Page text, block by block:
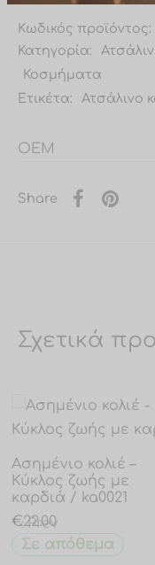
Κωδικός προϊόντος:
Κατηγορία:
Κοσμήματα
Ετικέτα:
Ατσάλινο
OEM
Share
Σχετικά
Prev
Ασημένιο κολιέ –
Κύκλος ζωής με
καρδιά / ka0021
€22.00
Σε απόθεμα
Prev